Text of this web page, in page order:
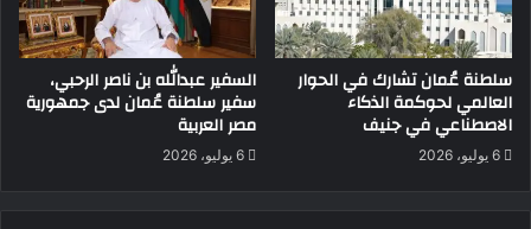
سلطنة عُمان تشارك في الحوار
العالمي لحوكمة الذكاء
الاصطناعي في جنيف
6 يوليو، 2026
السفير عبدالله بن ناصر الرحبي،
سفير سلطنة عُمان لدى جمهورية
مصر العربية
6 يوليو، 2026